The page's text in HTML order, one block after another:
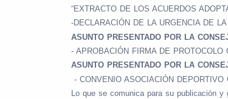
“EXTRACTO DE LOS ACUERDOS
-DECLARACIÓN DE LA URGENCIA DE
ASUNTO PRESENTADO POR LA
- APROBACIÓN FIRMA DE
ASUNTO PRESENTADO POR LA
- CONVENIO ASOCIACIÓN
Lo que se comunica para su publicación